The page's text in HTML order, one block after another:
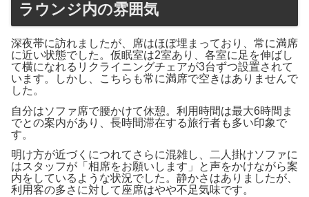
ラウンジ内の雰囲気
深夜帯に訪れましたが、席はほぼ埋まっており、常に満席
に近い状態でした。仮眠室は2室あり、各室に足を伸ばし
て横になれるリクライニングチェアが3台ずつ設置されて
います。しかし、こちらも常に満席で空きはありませんで
した。
自分はソファ席で腰かけて休憩。利用時間は最大6時間ま
でとの案内があり、長時間滞在する旅行者も多い印象で
す。
明け方が近づくにつれてさらに混雑し、二人掛けソファに
はスタッフが「相席をお願いします」と声をかけながら案
内をしているような状況でした。静かさはありましたが、
利用客の多さに対して座席はやや不足気味です。